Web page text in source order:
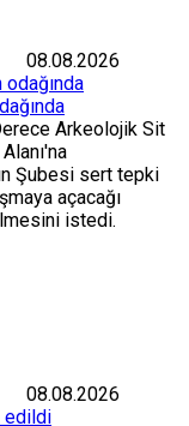
08.08.2026
Arkeolojik Sit
Şubesi sert tepki
açacağı
istedi.
08.08.2026